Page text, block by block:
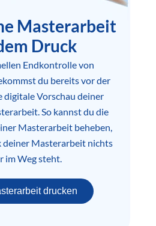
Masterarbeit
Druck
Endkontrolle von
du bereits vor der
digitale Vorschau deiner
So kannst du die
Masterarbeit beheben,
deiner Masterarbeit nichts
im Weg steht.
drucken